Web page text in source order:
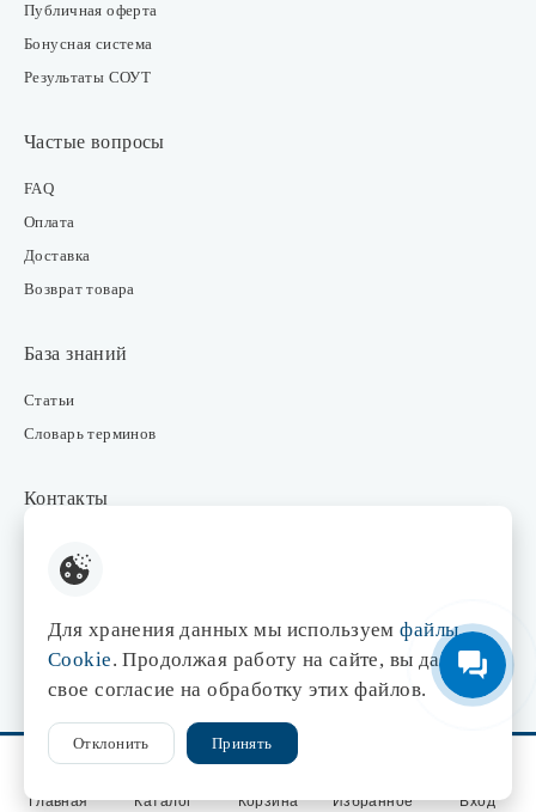
Публичная оферта
Бонусная система
Результаты СОУТ
Частые вопросы
FAQ
Оплата
Доставка
Возврат товара
База знаний
Статьи
Словарь терминов
Контакты
Интернет-магазин
Отдел маркетинга
© 1998-2026 Центр света «Эдисон»
Главная Каталог Корзина Избранное Вход
Для хранения данных мы используемфайлы
Cookie. Продолжая работу на сайте, вы даете
свое согласие на обработку этих файлов.
Отклонить Принять